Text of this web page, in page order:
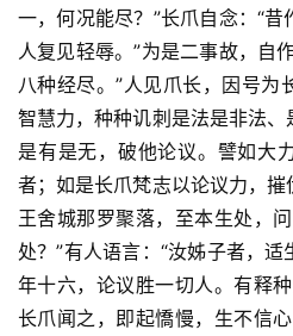
一，何况能尽？”长爪自念：“
人复见轻辱。”为是二事故，自
八种经尽。”人见爪长，因号为
智慧力，种种讥刺是法是非法、
是有是无，破他论议。譬如大
者；如是长爪梵志以论议力，
王舍城那罗聚落，至本生处，
处？”有人语言：“汝姊子者，
年十六，论议胜一切人。有释
长爪闻之，即起憍慢，生不信